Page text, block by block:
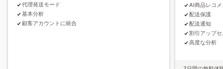
代理発送モード
基本分析
顧客アカウントに統合
AI商品レコ
配送保護
配送通知
割引アップ
高度な分析